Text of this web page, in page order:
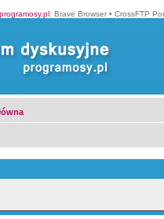
: Brave Browser • CrossFTP